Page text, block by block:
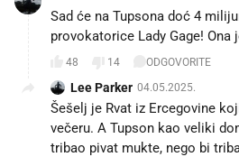
Sad će na Tupsona doć 4
provokatorice Lady Gage! Ona
48 14 ODGOVORITE
Lee Parker 04.05.2025.
Šešelj je Rvat iz Ercegovine
večeru. A Tupson kao veliki
tribao pivat mukte, nego bi